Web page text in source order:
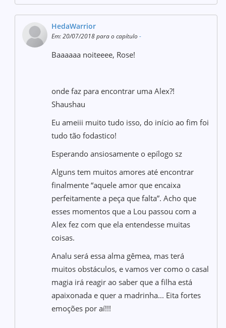
HedaWarrior
Em: 20/07/2018 para o capítulo-
Baaaaaa noiteeee, Rose!
onde faz para encontrar uma Alex?!
Shaushau
Eu ameiii muito tudo isso, do início ao fim foi
tudo tão fodastico!
Esperando ansiosamente o epílogo sz
Alguns tem muitos amores até encontrar
finalmente “aquele amor que encaixa
perfeitamente a peça que falta”. Acho que
esses momentos que a Lou passou com a
Alex fez com que ela entendesse muitas
coisas.
Analu será essa alma gêmea, mas terá
muitos obstáculos, e vamos ver como o casal
magia irá reagir ao saber que a filha está
apaixonada e quer a madrinha... Eita fortes
emoções por aí!!!